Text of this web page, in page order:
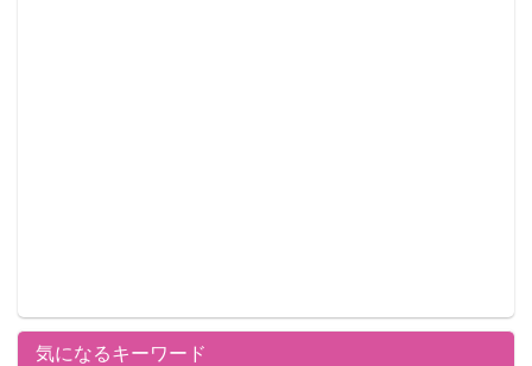
気になるキーワード